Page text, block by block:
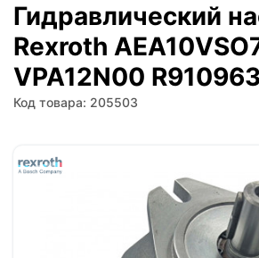
Гидравлический
Rexroth
VPA12N00
Код товара: 205503